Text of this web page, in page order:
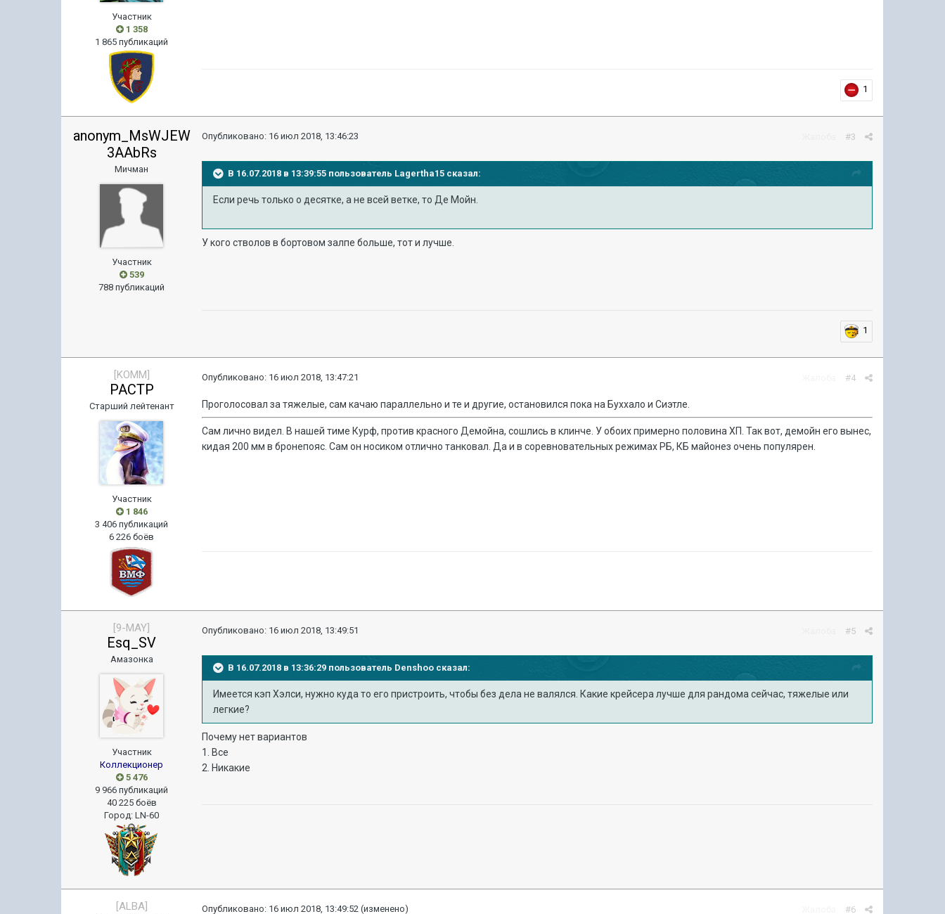
Участник
1 358
1 865 публикаций
1
anonym_MsWJEW
3AAbRs
Мичман
Участник
539
788 публикаций
#3
Опубликовано: 16 июл 2018, 13:46:23
В 16.07.2018 в 13:39:55 пользователь Lagertha15 сказал:
Если речь только о десятке, а не всей ветке, то Де Мойн.
У кого стволов в бортовом залпе больше, тот и лучше.
1
[KOMM]
PACTP
Старший лейтенант
Участник
1 846
3 406 публикаций
6 226 боёв
#4
Опубликовано: 16 июл 2018, 13:47:21
Проголосовал за тяжелые, сам качаю параллельно и те и другие, остановился пока на Буххало и Сиэтле.
Сам лично видел. В нашей тиме Курф, против красного Демойна, сошлись в клинче. У обоих примерно половина ХП. Так вот, демойн его вынес,
кидая 200 мм в бронепояс. Сам он носиком отлично танковал. Да и в соревновательных режимах РБ, КБ майонез очень популярен.
[9-MAY]
Esq_SV
Амазонка
Участник
Коллекционер
5 476
9 966 публикаций
40 225 боёв
Город:LN-60
#5
Опубликовано: 16 июл 2018, 13:49:51
В 16.07.2018 в 13:36:29 пользователь Denshoo сказал:
Имеется кэп Хэлси, нужно куда то его пристроить, чтобы без дела не валялся. Какие крейсера лучше для рандома сейчас, тяжелые или
легкие?
Почему нет вариантов
1. Все
2. Никакие
[ALBA] #6
Опубликовано: 16 июл 2018, 13:49:52 (изменено)